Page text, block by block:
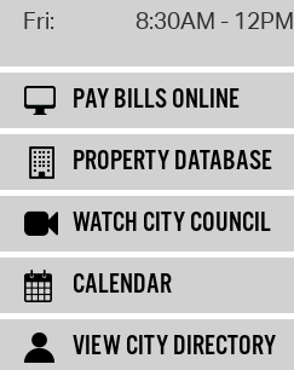
Fri:
8:30AM - 12PM
PAY BILLS ONLINE
PROPERTY DATABASE
WATCH CITY COUNCIL
CALENDAR
VIEW CITY DIRECTORY